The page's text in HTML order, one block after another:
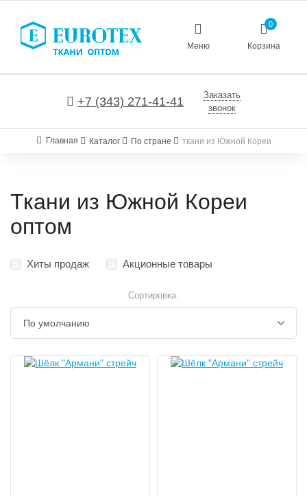
Меню
0
Корзина
+7 (343) 271-41-41
Заказать
звонок
Главная Каталог По стране ткани из Южной Кореи
Ткани из Южной Кореи
оптом
Хиты продаж Акционные товары
Сортировка: